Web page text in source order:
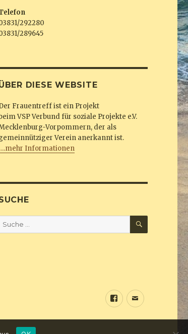
292280
289645
DIESE WEBSITE
Frauentreff ist ein Projekt
VSP Verbund für soziale Projekte e.V.
Vorpommern, der als
Verein anerkannt ist.
Informationen
Suche
SUCHEN
Sundine
E-